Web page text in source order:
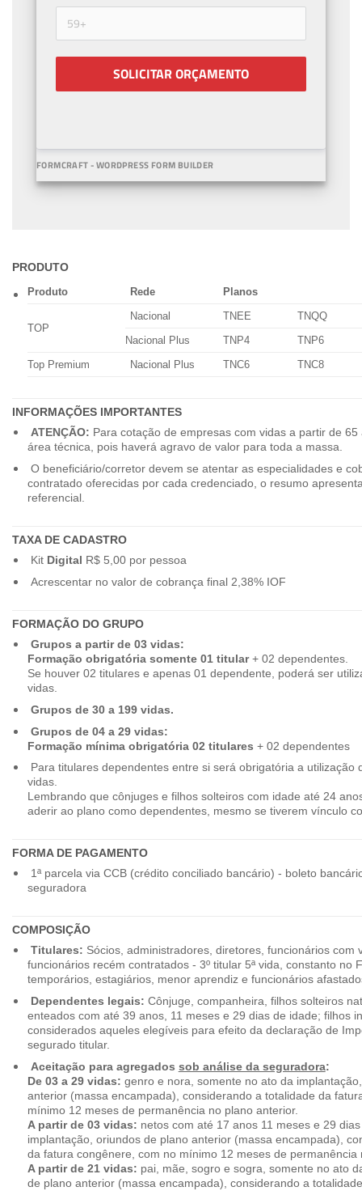
SOLICITAR ORÇAMENTO
FORMCRAFT - WORDPRESS FORM BUILDER
PRODUTO
Produto Rede Planos
TOP
Nacional TNEE
TNQQ
Nacional Plus
TNP4
TNP6
Top Premium
Nacional Plus TNC6 TNC8
INFORMAÇÕES IMPORTANTES
ATENÇÃO: Para cotação de empresas com vidas a partir de
área técnica, pois haverá agravo de valor para toda a massa.
O beneficiário/corretor devem se atentar as especialidades e
contratado oferecidas por cada credenciado, o resumo
referencial.
TAXA DE CADASTRO
Kit Digital R$ 5,00 por pessoa
Acrescentar no valor de cobrança final 2,38% IOF
FORMAÇÃO DO GRUPO
Grupos a partir de 03 vidas:
Formação obrigatória somente 01 titular+ 02 dependentes.
Se houver 02 titulares e apenas 01 dependente, poderá ser
vidas.
Grupos de 30 a 199 vidas.
Grupos de 04 a 29 vidas:
Formação mínima obrigatória 02 titulares + 02 dependentes
Para titulares dependentes entre si será obrigatória a utilização
vidas.
Lembrando que cônjuges e filhos solteiros com idade até 24
aderir ao plano como dependentes, mesmo se tiverem vínculo
FORMA DE PAGAMENTO
1ª parcela via CCB (crédito conciliado bancário) - boleto
seguradora
COMPOSIÇÃO
Titulares: Sócios, administradores, diretores, funcionários com
funcionários recém contratados - 3º titular 5ª vida, constanto no
temporários, estagiários, menor aprendiz e funcionários
Dependentes legais: Cônjuge, companheira, filhos solteiros
enteados com até 39 anos, 11 meses e 29 dias de idade; filhos
considerados aqueles elegíveis para efeito da declaração de
segurado titular.
Aceitação para agregados sob análise da seguradora:
De 03 a 29 vidas: genro e nora, somente no ato da
anterior (massa encampada), considerando a totalidade da
mínimo 12 meses de permanência no plano anterior.
A partir de 03 vidas: netos com até 17 anos 11 meses e 29
implantação, oriundos de plano anterior (massa encampada),
da fatura congênere, com no mínimo 12 meses de permanência
A partir de 21 vidas: pai, mãe, sogro e sogra, somente no ato
de plano anterior (massa encampada), considerando a